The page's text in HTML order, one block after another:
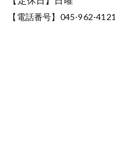
【電話番号】045-962-4121